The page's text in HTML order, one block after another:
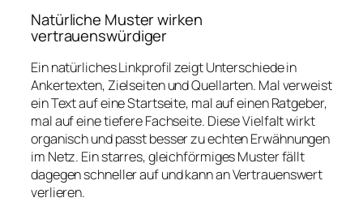
Natürliche Muster wirken
vertrauenswürdiger
Ein natürliches Linkprofil zeigt Unterschiede in
Ankertexten, Zielseiten und Quellarten. Mal verweist
ein Text auf eine Startseite, mal auf einen Ratgeber,
mal auf eine tiefere Fachseite. Diese Vielfalt wirkt
organisch und passt besser zu echten Erwähnungen
im Netz. Ein starres, gleichförmiges Muster fällt
dagegen schneller auf und kann an Vertrauenswert
verlieren.